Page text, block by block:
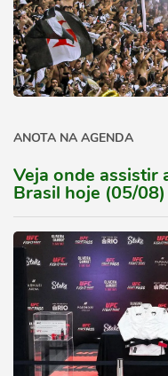
ANOTA NA AGENDA
Veja onde assistir
Brasil hoje (05/08)